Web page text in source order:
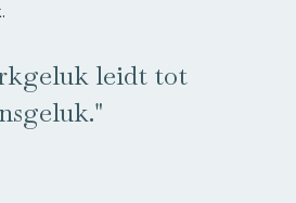
leidt tot